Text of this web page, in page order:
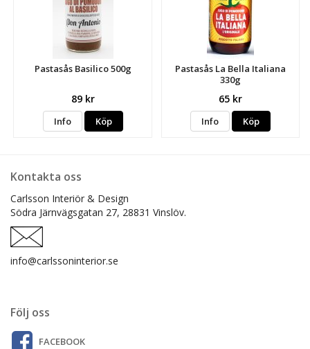
Pastasås Basilico 500g
89 kr
Info Köp
Pastasås La Bella Italiana
330g
65 kr
Info Köp
Kontakta oss
Carlsson Interiör & Design
Södra Järnvägsgatan 27, 28831 Vinslöv.
info@carlssoninterior.se
Följ oss
FACEBOOK